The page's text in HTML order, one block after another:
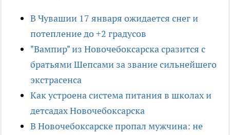
В Чувашии 17 января ожидается снег и
потепление до +2 градусов
"Вампир" из Новочебоксарска сразится с
братьями Шепсами за звание сильнейшего
экстрасенса
Как устроена система питания в школах и
детсадах Новочебоксарска
В Новочебоксарске пропал мужчина: не